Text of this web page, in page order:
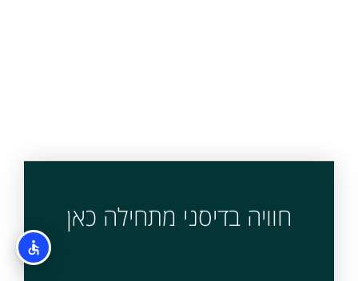
חוויה בדיסני מתחילה כאן